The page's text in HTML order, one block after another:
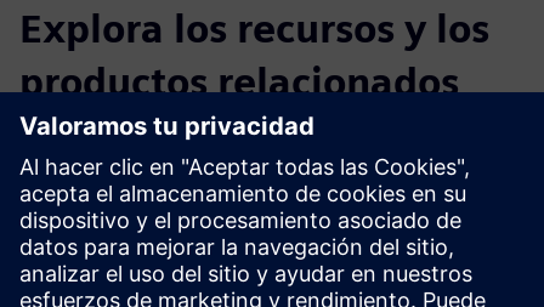
Explora los recursos y los
productos relacionados
Información y recursos adicionales
EDAG: Fábrica inteligente
Requisitos previos